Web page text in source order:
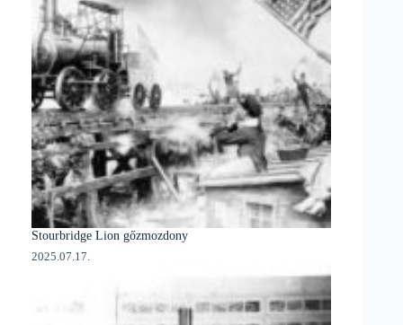
Stourbridge Lion gőzmozdony
2025.07.17.